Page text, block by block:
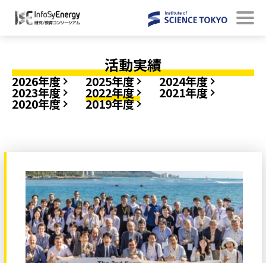
活動実績
2026年度 2025年度 2024年度
2023年度 2022年度 2021年度
2020年度 2019年度